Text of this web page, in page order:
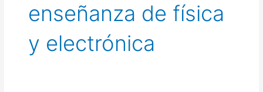
enseñanza de física
y electrónica